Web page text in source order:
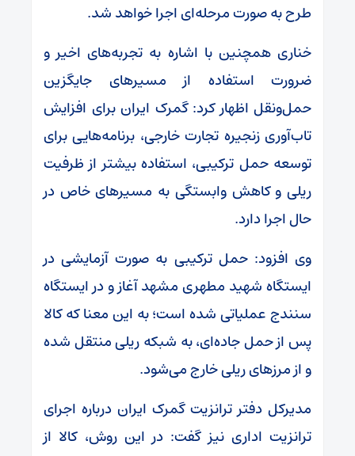
طرح به صورت مرحله‌ای اجرا خواهد شد.
خناری همچنین با اشاره به تجربه‌های اخیر و
ضرورت استفاده از مسیرهای جایگزین
حمل‌ونقل اظهار کرد: گمرک ایران برای افزایش
تاب‌آوری زنجیره تجارت خارجی، برنامه‌هایی برای
توسعه حمل ترکیبی، استفاده بیشتر از ظرفیت
ریلی و کاهش وابستگی به مسیرهای خاص در
حال اجرا دارد.
وی افزود: حمل ترکیبی به صورت آزمایشی در
ایستگاه شهید مطهری مشهد آغاز و در ایستگاه
سنندج عملیاتی شده است؛ به این معنا که کالا
پس از حمل جاده‌ای، به شبکه ریلی منتقل شده
و از مرزهای ریلی خارج می‌شود.
مدیرکل دفتر ترانزیت گمرک ایران درباره اجرای
ترانزیت اداری نیز گفت: در این روش، کالا از